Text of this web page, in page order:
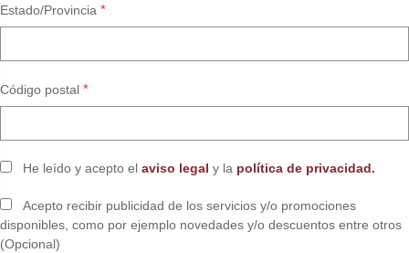
Estado/Provincia *
Código postal *
He leído y acepto el aviso legal y la política de privacidad.
Acepto recibir publicidad de los servicios y/o promociones
disponibles, como por ejemplo novedades y/o descuentos entre otros
(Opcional)